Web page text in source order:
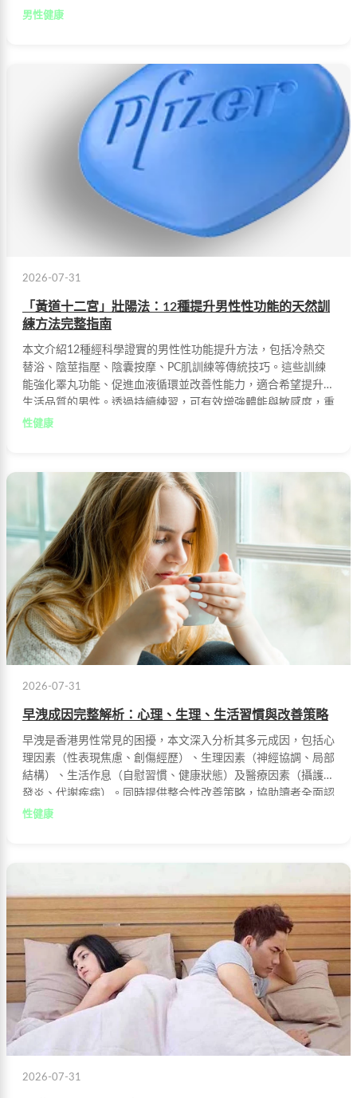
男性健康
2026-07-31
「黃道十二宮」壯陽法：12種提升男性性功能的天然訓
練方法完整指南
本文介紹12種經科學證實的男性性功能提升方法，包括冷熱交
替浴、陰莖指壓、陰囊按摩、PC肌訓練等傳統技巧。這些訓練
能強化睪丸功能、促進血液循環並改善性能力，適合希望提升性
生活品質的男性。透過持續練習，可有效增強體能與敏感度，重
振雄風。
性健康
2026-07-31
早洩成因完整解析：心理、生理、生活習慣與改善策略
早洩是香港男性常見的困擾，本文深入分析其多元成因，包括心
理因素（性表現焦慮、創傷經歷）、生理因素（神經協調、局部
結構）、生活作息（自慰習慣、健康狀態）及醫療因素（攝護腺
發炎、代謝疾病）。同時提供整合性改善策略，協助讀者全面認
識並有效應對早洩問題。
性健康
2026-07-31